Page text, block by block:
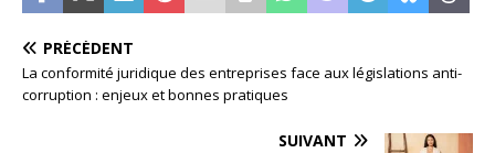
PRÉCÉDENT
La conformité juridique des entreprises face aux législations anti-
corruption : enjeux et bonnes pratiques
SUIVANT